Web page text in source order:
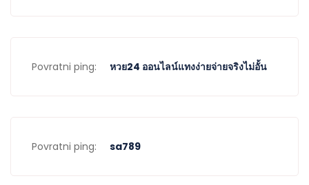
Povratni ping: หวย24 ออนไลน์แทงง่ายจ่ายจริงไม่อั้น
Povratni ping: sa789